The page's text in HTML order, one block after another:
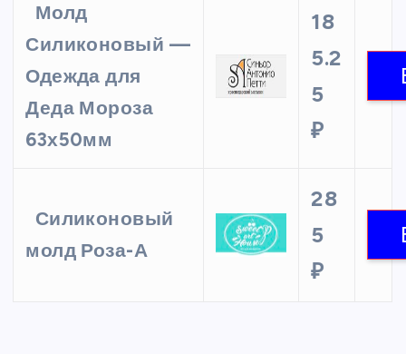
Молд
Силиконовый —
Одежда для
Деда Мороза
63х50мм
18
5.2
5
₽
Силиконовый
молд Роза-А
28
5
₽